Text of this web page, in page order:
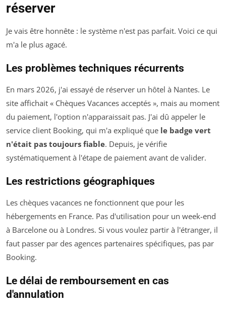
réserver
Je vais être honnête : le système n'est pas parfait. Voici ce qui
m'a le plus agacé.
Les problèmes techniques récurrents
En mars 2026, j'ai essayé de réserver un hôtel à Nantes. Le
site affichait « Chèques Vacances acceptés », mais au moment
du paiement, l'option n'apparaissait pas. J'ai dû appeler le
service client Booking, qui m'a expliqué que le badge vert
n'était pas toujours fiable. Depuis, je vérifie
systématiquement à l'étape de paiement avant de valider.
Les restrictions géographiques
Les chèques vacances ne fonctionnent que pour les
hébergements en France. Pas d'utilisation pour un week-end
à Barcelone ou à Londres. Si vous voulez partir à l'étranger, il
faut passer par des agences partenaires spécifiques, pas par
Booking.
Le délai de remboursement en cas
d'annulation